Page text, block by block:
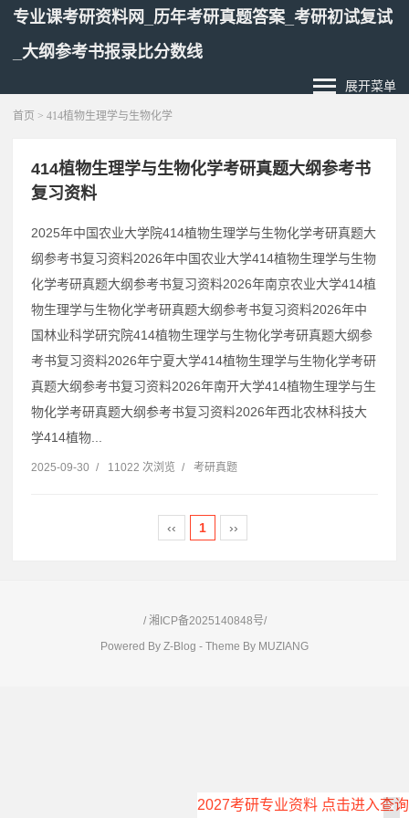
专业课考研资料网_历年考研真题答案_考研初试复试
_大纲参考书报录比分数线
展开菜单
首页 > 414植物生理学与生物化学
414植物生理学与生物化学考研真题大纲参考书
复习资料
2025年中国农业大学院414植物生理学与生物化学考研真题大
纲参考书复习资料2026年中国农业大学414植物生理学与生物
化学考研真题大纲参考书复习资料2026年南京农业大学414植
物生理学与生物化学考研真题大纲参考书复习资料2026年中
国林业科学研究院414植物生理学与生物化学考研真题大纲参
考书复习资料2026年宁夏大学414植物生理学与生物化学考研
真题大纲参考书复习资料2026年南开大学414植物生理学与生
物化学考研真题大纲参考书复习资料2026年西北农林科技大
学414植物...
2025-09-30 / 11022 次浏览 / 考研真题
‹‹ 1 ››
/ 湘ICP备2025140848号/
Powered By Z-Blog - Theme By MUZIANG
2027考研专业资料 点击进入查询
×